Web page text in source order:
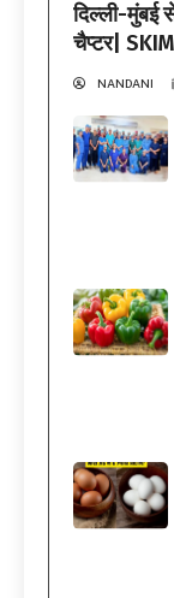
दिल्ली-मुंबई
चैप्टर|
NANDANI